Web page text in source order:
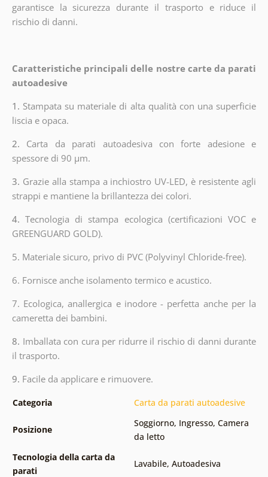
garantisce la sicurezza durante il trasporto e riduce il
rischio di danni.
Caratteristiche principali delle nostre carte da parati
autoadesive
1. Stampata su materiale di alta qualità con una superficie
liscia e opaca.
2. Carta da parati autoadesiva con forte adesione e
spessore di 90 µm.
3. Grazie alla stampa a inchiostro UV-LED, è resistente agli
strappi e mantiene la brillantezza dei colori.
4.Tecnologia di stampa ecologica (certificazioni VOC e
GREENGUARD GOLD).
5. Materiale sicuro, privo di PVC (Polyvinyl Chloride-free).
6. Fornisce anche isolamento termico e acustico.
7. Ecologica, anallergica e inodore - perfetta anche per la
cameretta dei bambini.
8. Imballata con cura per ridurre il rischio di danni durante
il trasporto.
9. Facile da applicare e rimuovere.
Categoria Carta da parati autoadesive
Posizione
Soggiorno, Ingresso, Camera
da letto
Tecnologia della carta da
parati
Lavabile, Autoadesiva